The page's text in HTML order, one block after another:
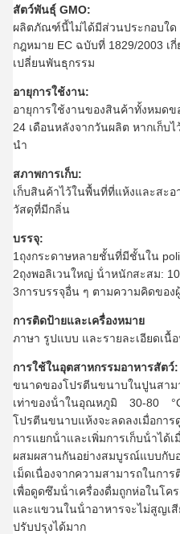
สัตว์พันธุ์ GMO:
ผลิตภัณฑ์นี้ไม่ได้มีส่วนประกอบใด
กฎหมาย EC ฉบับที่ 1829/2003 เ
เปลี่ยนพันธุกรรม
อายุการใช้งาน:
อายุการใช้งานของสินค้าทั้งหมด
24 เดือนหลังจากวันผลิต หากเก็บ
นํา
สภาพการเก็บ:
เก็บสินค้าไว้ในพื้นที่ที่แห้งและสะอ
วัสดุที่มีกลิ่น
บรรจุ:
1ถุงกระดาษหลายชั้นที่มีชั้นใน
2ถุงพอลิเวนใหญ่ น้ําหนักสะสม:
3การบรรจุอื่น ๆ ตามความคิดของ
การติดป้ายและเครื่องหมาย
ภาษา รูปแบบ และรายละเอียดเนื้
การใช้ในอุตสาหกรรมอาหารสัตว์:
ขนาดของโปรตีนขนาบในปูนสา
เท่าของน้ําในอุณหภูมิ 30-80
โปรตีนขนาบแห้งจะลดลงเมื่อกา
การแยกน้ําและเพิ่มการเก็บน้ําไ
ผสมผสานกันอย่างสมบูรณ์แบบกั
เม็ดเนื่องจากความสามารถในก
เพื่อดูดซึมน้ําเครื่องดื่มถูกห่อในโค
และแขวนในน้ําอาหารจะไม่สูญ
ปรับปรุงได้มาก